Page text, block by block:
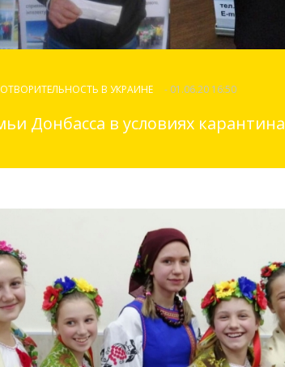
В УКРАИНЕ - 01.06.20 16:50
Донбасса в условиях карантина